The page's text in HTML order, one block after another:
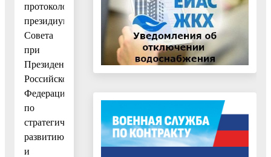
протоколом
президиума
Совета
при
Президенте
Российской
Федерации
по
стратегическому
развитию
и